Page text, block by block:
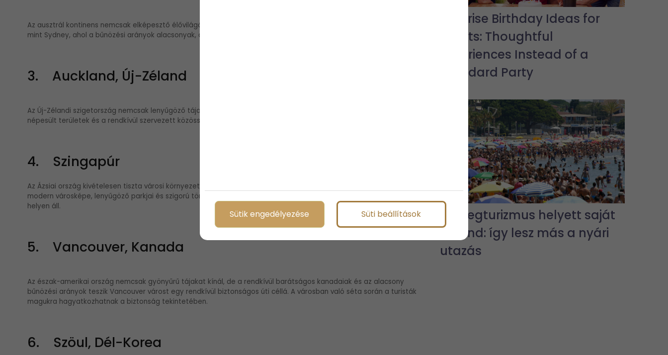
Az ausztrál kontinens nemcsak elképesztő élővilágával és változatos tájaival hívja fel magára a figyelmet, de városai,
mint Sydney, ahol a bűnözési arányok alacsonyak, a turisták számára különösen kényelmesek.
3. Auckland, Új-Zéland
Az Új-Zélandi szigetország nemcsak lenyűgöző tájakat, de barátságos és vendégszerető helyieket is kínál. A kevésbé
népesült területek és a rendkívül szervezett közösség teszi Aucklandet egy biztonságos úti céllá.
4. Szingapúr
Az Ázsiai ország kivételesen tiszta városi környezettel és magas szintű közbiztonsággal büszkélkedhet. Szingapúr
modern városképe, lenyűgöző parkjai és szigorú törvényei révén egy olyan úti cél, ahol a biztonság mindig az első
helyen áll.
5. Vancouver, Kanada
Az észak-amerikai ország nemcsak gyönyűrű tájakat kínál, de a rendkívül barátságos kanadaiak és az alacsony
bűnözési arányok teszik Vancouver várost egy rendkívül biztonságos úti céllá. A városban való séta során a turisták
magukra hagyatkozhatnak a biztonság tekintetében.
6. Szöul, Dél-Korea
Surprise Birthday Ideas for
Adults: Thoughtful
Experiences Instead of a
Standard Party
Tömegturizmus helyett saját
kaland: így lesz más a nyári
utazás
Sütik engedélyezése Süti beállítások